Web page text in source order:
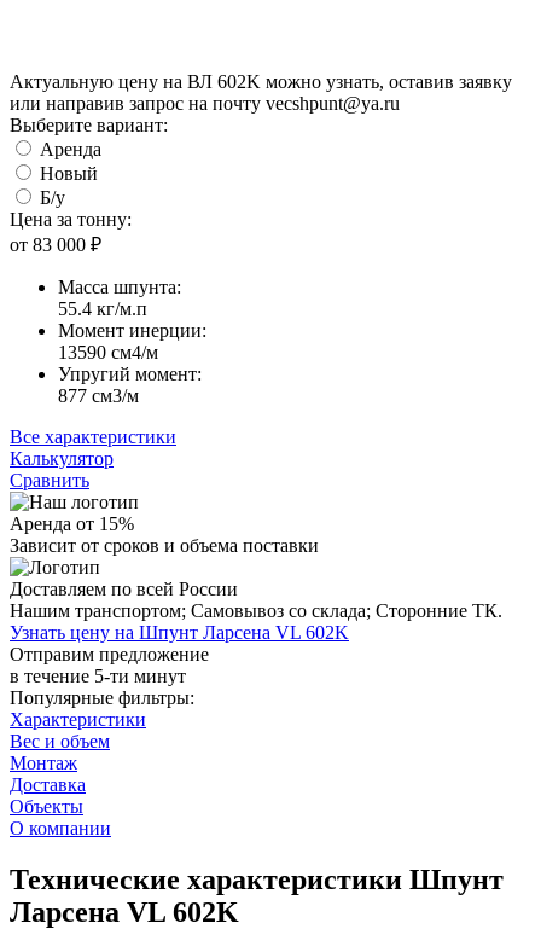
Актуальную цену на ВЛ 602K можно узнать, оставив заявку
или направив запрос на почту vecshpunt@ya.ru
Выберите вариант:
Аренда
Новый
Б/у
Цена за тонну:
от 83 000 ₽
Масса шпунта:
55.4 кг/м.п
Момент инерции:
13590 cм4/м
Упругий момент:
877 cм3/м
Все характеристики
Калькулятор
Сравнить
Аренда от 15%
Зависит от сроков и объема поставки
Доставляем по всей России
Нашим транспортом; Самовывоз со склада; Сторонние ТК.
Узнать цену на Шпунт Ларсена VL 602K
Отправим предложение
в течение 5-ти минут
Популярные фильтры:
Характеристики
Вес и объем
Монтаж
Доставка
Объекты
О компании
Технические характеристики Шпунт
Ларсена VL 602K